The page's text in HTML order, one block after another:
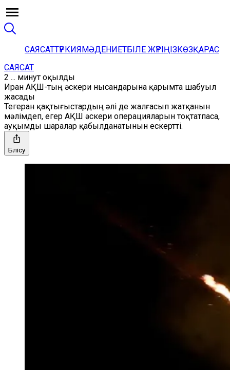
САЯСАТТҮРКИЯМӘДЕНИЕТБІЛЕ ЖҮРІҢІЗКӨЗҚАРАС
САЯСАТ
2 ... минут оқылды
Иран АҚШ-тың әскери нысандарына қарымта шабуыл
жасады
Тегеран қақтығыстардың әлі де жалғасып жатқанын
мәлімдеп, егер АҚШ әскери операцияларын тоқтатпаса,
ауқымды шаралар қабылданатынын ескертті.
Бөлісу